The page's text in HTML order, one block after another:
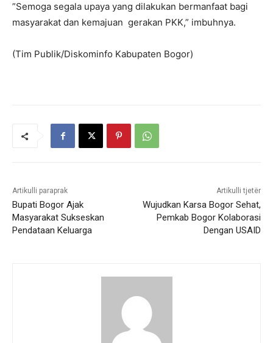
”Semoga segala upaya yang dilakukan bermanfaat bagi
masyarakat dan kemajuan gerakan PKK,” imbuhnya.
(Tim Publik/Diskominfo Kabupaten Bogor)
Artikulli paraprak
Bupati Bogor Ajak
Masyarakat Sukseskan
Pendataan Keluarga
Artikulli tjetër
Wujudkan Karsa Bogor Sehat,
Pemkab Bogor Kolaborasi
Dengan USAID